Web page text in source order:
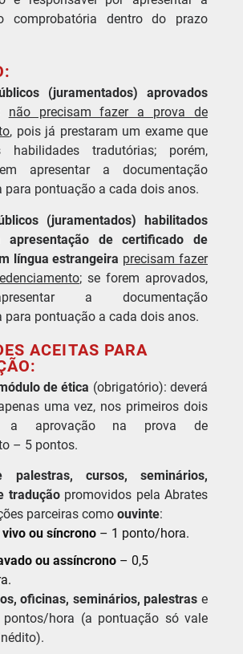
comprobatória dentro do prazo
(juramentados)
aprovados
não precisam fazer a prova de
, pois já prestaram um exame que
habilidades tradutórias; porém,
apresentar a documentação
para pontuação a cada dois anos.
(juramentados) habilitados
de certificado de
língua estrangeira precisam fazer
; se forem aprovados,
a documentação
para pontuação a cada dois anos.
ACEITAS PARA
de ética (obrigatório): deverá
uma vez, nos primeiros dois
a aprovação na prova de
– 5 pontos.
palestras, cursos, seminários,
traduçãopromovidos pela Abrates
parceiras como ouvinte:
vivo ou síncrono– 1 ponto/hora.
ou assíncrono– 0,5
oficinas, seminários, palestras e
hora (a pontuação só vale